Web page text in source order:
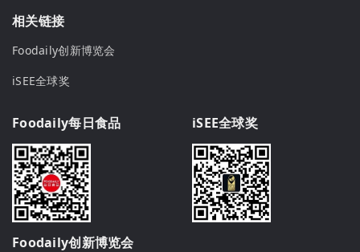
相关链接
Foodaily创新博览会
iSEE全球奖
Foodaily每日食品 iSEE全球奖
Foodaily创新博览会